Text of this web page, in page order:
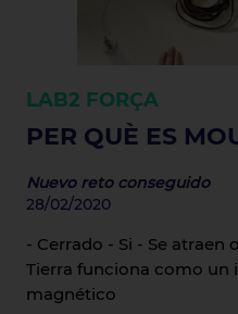
LAB2 FORÇA
PER QUÈ ES
Nuevo reto conseguido
28/02/2020
- Cerrado - Si - Se atraen
Tierra funciona como un
magnético